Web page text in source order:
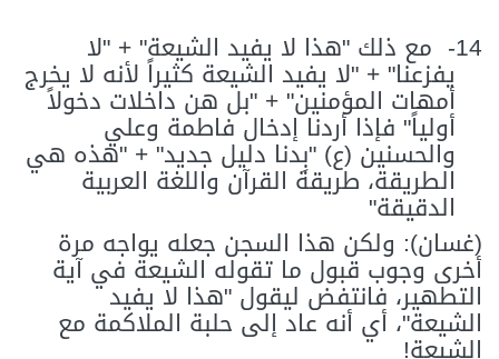
14- مع ذلك "هذا لا يفيد الشيعة" + "لا
يفزعنا" + "لا يفيد الشيعة كثيراً لأنه لا يخرج
أمهات المؤمنين" + "بل هن داخلات دخولاً
أولياً" فإذا أردنا إدخال فاطمة وعلي
والحسنين (ع) "بِدنا دليل جديد" + "هذه هي
الطريقة، طريقة القرآن واللغة العربية
الدقيقة"
(غسان): ولكن هذا السجن جعله يواجه مرة
أخرى وجوب قبول ما تقوله الشيعة في آية
التطهير، فانتفض ليقول "هذا لا يفيد
الشيعة"، أي أنه عاد إلى حلبة الملاكمة مع
الشيعة!